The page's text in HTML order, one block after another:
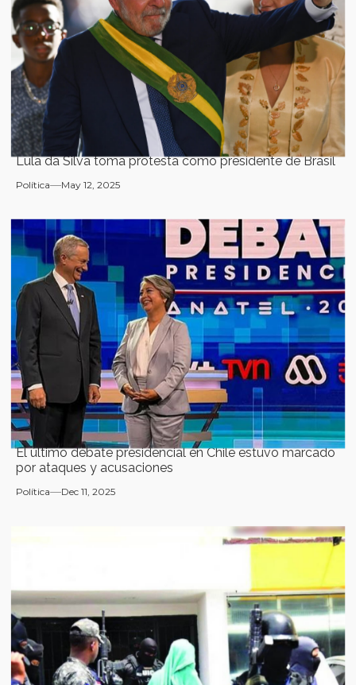
Lula da Silva toma protesta como presidente de Brasil
Política May 12, 2025
El último debate presidencial en Chile estuvo marcado
por ataques y acusaciones
Política Dec 11, 2025